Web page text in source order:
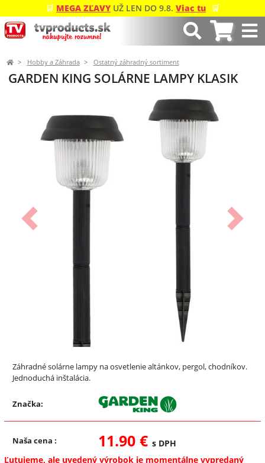
🛒 MEGA ZĽAVY UŽ LEN DO 9.8. Viac tu 🛒
Hobby a Záhrada Ostatný záhradný sortiment
GARDEN KING SOLÁRNE LAMPY KLASIK
Predchádzajúci Ďalší
Záhradné solárne lampy na osvetlenie altánkov, pergol, chodníkov.
Jednoduchá inštalácia.
Značka:
Naša cena : 11.90 € s DPH
Ľutujeme, ale uvedený výrobok je momentálne vypredaný